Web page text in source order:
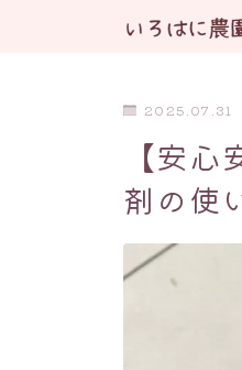
2025.07.31
【安
剤の使